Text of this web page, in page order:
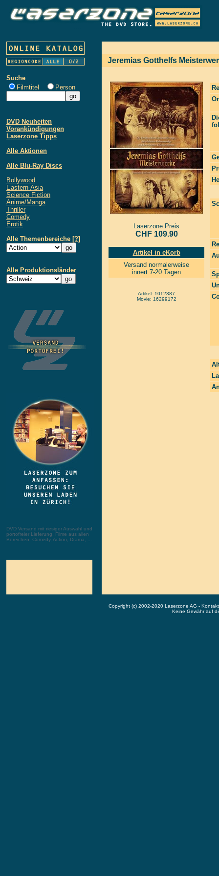
Suche
Filmtitel
Person
DVD Neuheiten
Vorankündigungen
Laserzone Tipps
Alle Aktionen
Alle Blu-Ray Discs
Bollywood
Eastern-Asia
Science Fiction
Anime/Manga
Thriller
Comedy
Erotik
Alle Themenbereiche [?]
Alle Produktionsländer
DVD Versand mit riesiger Auswahl und
portofreier Lieferung. Filme aus allen
Bereichen: Comedy, Action, Drama, ...
Jeremias Gotthelfs
Laserzone Preis
CHF 109.90
Artikel in eKorb
Versand normalerweise
innert 7-20 Tagen
Artikel: 1012387
Movie: 16299172
Copyright (c) 2002-2020 Laserzone AG -
Keine Gewähr auf